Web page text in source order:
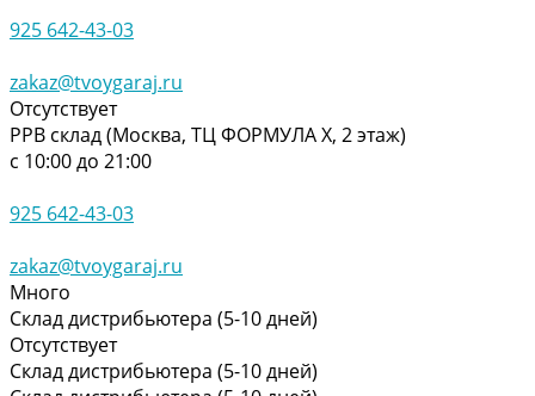
925 642-43-03
zakaz@tvoygaraj.ru
Отсутствует
РРВ склад (Москва, ТЦ ФОРМУЛА Х, 2 этаж)
с 10:00 до 21:00
925 642-43-03
zakaz@tvoygaraj.ru
Много
Склад дистрибьютера (5-10 дней)
Отсутствует
Склад дистрибьютера (5-10 дней)